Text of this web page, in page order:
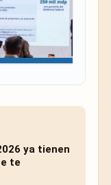
ya tienen
te